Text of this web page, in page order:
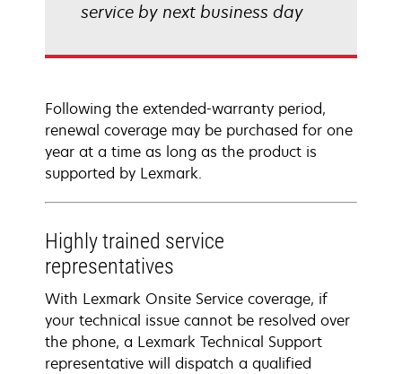
service by next business day
Following the extended-warranty period,
renewal coverage may be purchased for one
year at a time as long as the product is
supported by Lexmark.
Highly trained service
representatives
With Lexmark Onsite Service coverage, if
your technical issue cannot be resolved over
the phone, a Lexmark Technical Support
representative will dispatch a qualified